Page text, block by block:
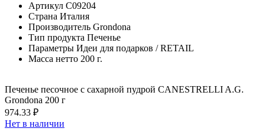
Артикул C09204
Страна Италия
Производитель Grondona
Тип продукта Печенье
Параметры Идеи для подарков / RETAIL
Масса нетто 200 г.
Печенье песочное с сахарной пудрой CANESTRELLI A.G.
Grondona 200 г
974.33 ₽
Нет в наличии